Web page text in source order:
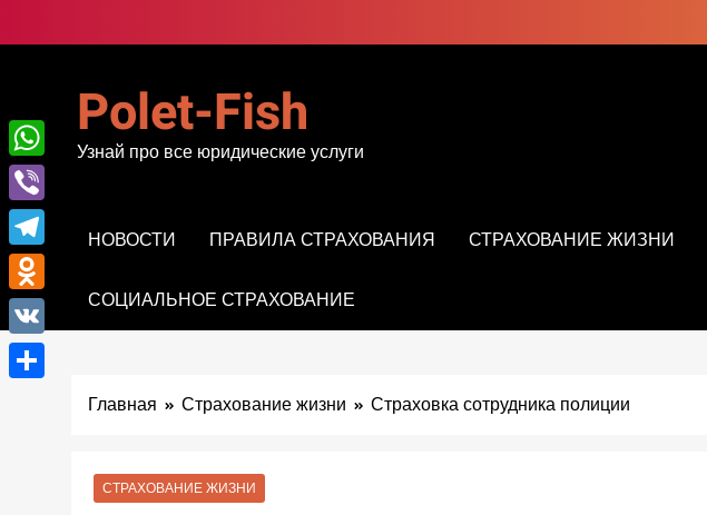
к
Polet-Fish
Узнай про все юридические услуги
НОВОСТИ ПРАВИЛА СТРАХОВАНИЯ СТРАХОВАНИЕ ЖИЗНИ
СОЦИАЛЬНОЕ СТРАХОВАНИЕ
Главная Страхование жизни Страховка сотрудника полиции
СТРАХОВАНИЕ ЖИЗНИ
WhatsApp
Viber
Telegram
Odnoklassniki
VK
Отправить